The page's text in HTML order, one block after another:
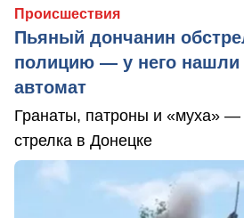
Происшествия
Пьяный дончанин
полицию — у него нашли
автомат
Гранаты, патроны и «муха» —
стрелка в Донецке